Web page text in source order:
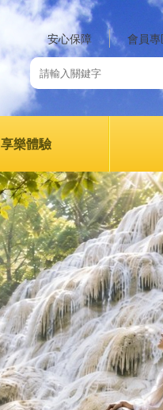
安心保障 會員
享樂體驗